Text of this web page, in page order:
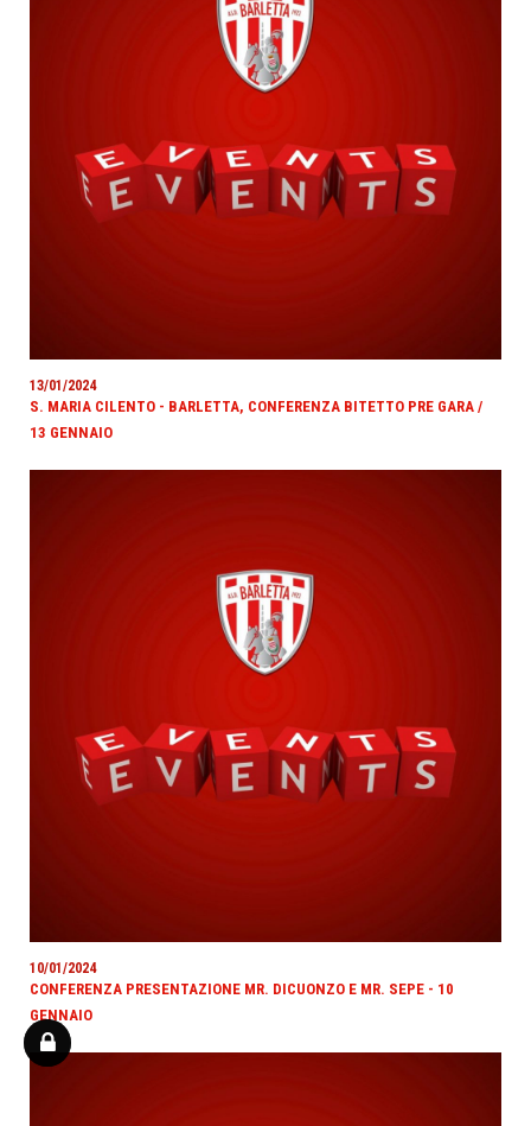
13/01/2024
S. MARIA CILENTO - BARLETTA, CONFERENZA BITETTO PRE GARA /
13 GENNAIO
10/01/2024
CONFERENZA PRESENTAZIONE MR. DICUONZO E MR. SEPE - 10
GENNAIO